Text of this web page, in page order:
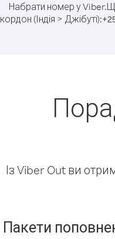
Набрати номер у Viber.
кордон (Індія > Джібуті):+
Із Viber Out ви
Пакети